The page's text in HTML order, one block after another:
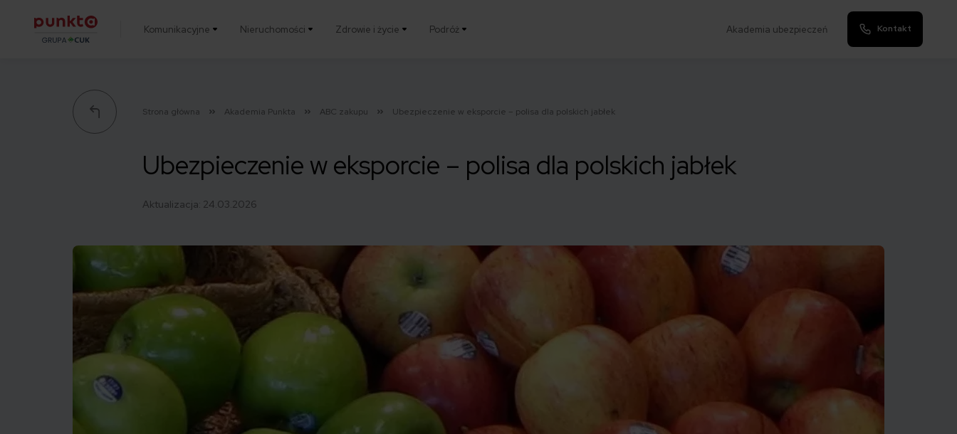
Komunikacyjne Nieruchomości Zdrowie i życie Podróż Akademia ubezpieczeń Kontakt
Strona główna Akademia Punkta ABC zakupu Ubezpieczenie w eksporcie – polisa dla polskich jabłek
Ubezpieczenie w eksporcie – polisa dla polskich jabłek
Aktualizacja: 24.03.2026